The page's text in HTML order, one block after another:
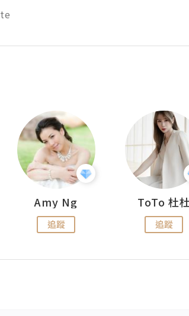
Amy Ng
追蹤
ToTo 杜
追蹤